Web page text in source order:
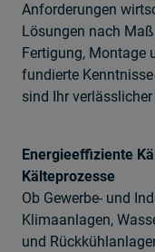
Anforderungen
Lösungen nach
Fertigung, Montage
fundierte
sind Ihr
Energieeffiziente
Kälteprozesse
Ob Gewerbe- und
Klimaanlagen,
und